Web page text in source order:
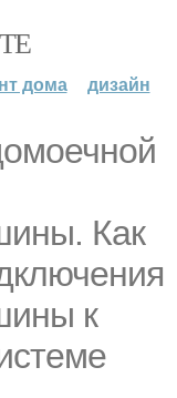
дома дизайн
Как
к